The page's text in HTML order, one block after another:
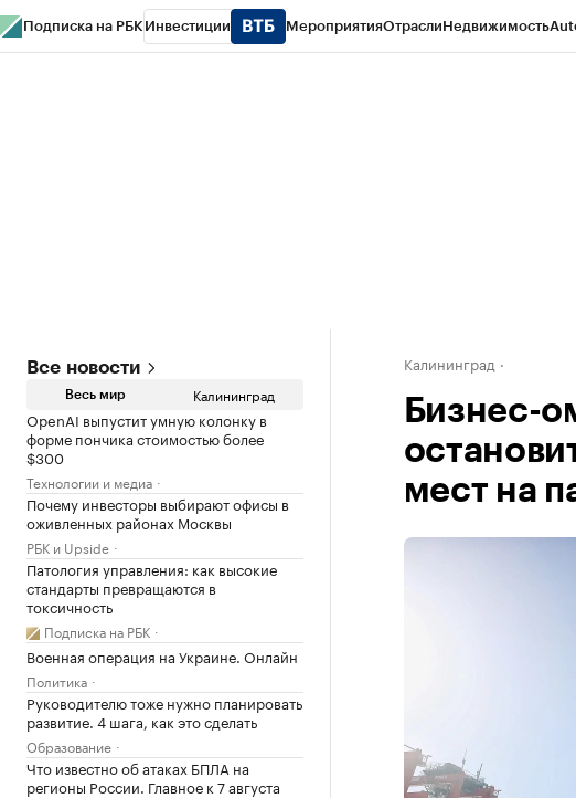
Подписка на РБК Инвестиции МероприятияОтраслиНедвижимость
Все новости
Весь мир Калининград
OpenAI выпустит умную колонку в
форме пончика стоимостью более
$300
Технологии и медиа
Почему инвесторы выбирают офисы в
оживленных районах Москвы
РБК и Upside
Патология управления: как высокие
стандарты превращаются в
токсичность
Подписка на РБК
Военная операция на Украине. Онлайн
Политика
Руководителю тоже нужно планировать
развитие. 4 шага, как это сделать
Образование
Что известно об атаках БПЛА на
регионы России. Главное к 7 августа
Калининград
Бизнес-
мест на